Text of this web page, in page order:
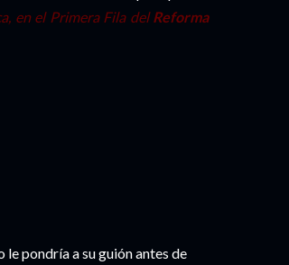
en el Primera Fila delReforma
le pondría a su guión antes de